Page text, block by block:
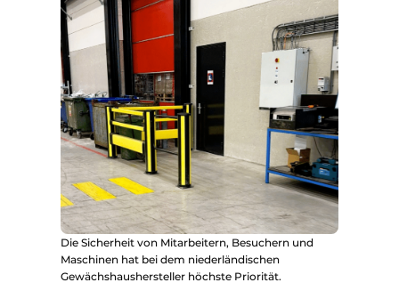
Die Sicherheit von Mitarbeitern, Besuchern und
Maschinen hat bei dem niederländischen
Gewächshaushersteller höchste Priorität.